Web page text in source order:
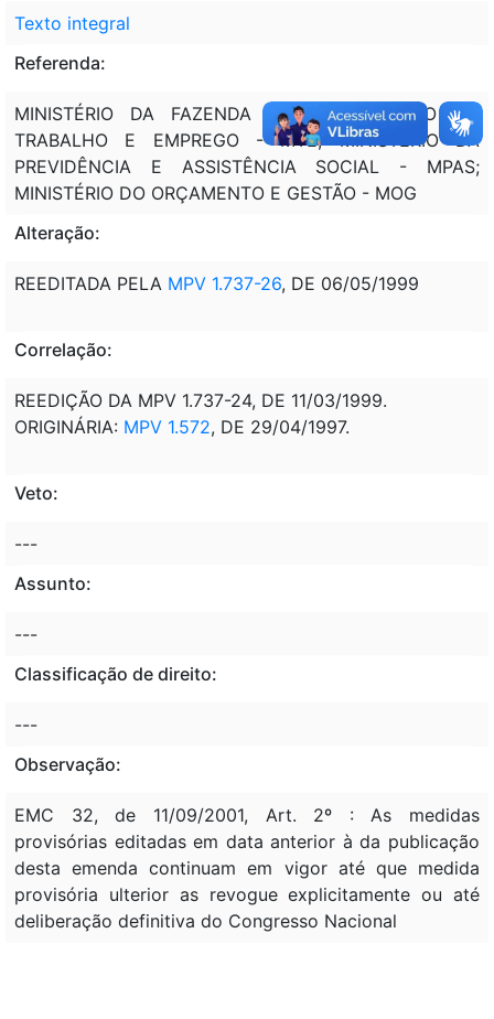
Texto integral
Referenda:
MINISTÉRIO DA FAZENDA - MF; MINISTÉRIO DO
TRABALHO E EMPREGO - MTE; MINISTÉRIO DA
PREVIDÊNCIA E ASSISTÊNCIA SOCIAL - MPAS;
MINISTÉRIO DO ORÇAMENTO E GESTÃO - MOG
Alteração:
REEDITADA PELA MPV 1.737-26, DE 06/05/1999
Correlação:
REEDIÇÃO DA MPV 1.737-24, DE 11/03/1999.
ORIGINÁRIA: MPV 1.572, DE 29/04/1997.
Veto:
---
Assunto:
---
Classificação de direito:
---
Observação:
EMC 32, de 11/09/2001, Art. 2º : As medidas
provisórias editadas em data anterior à da publicação
desta emenda continuam em vigor até que medida
provisória ulterior as revogue explicitamente ou até
deliberação definitiva do Congresso Nacional